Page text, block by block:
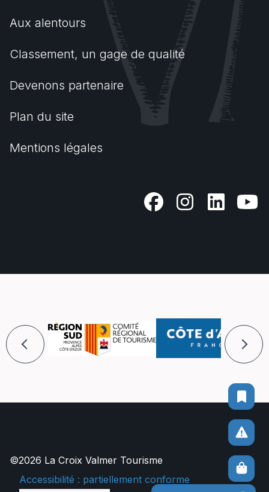
Aux alentours
Classement, un gage de qualité
Devenons partenaire
Plan du site
Mentions légales
©2026 La Croix Valmer Tourisme
Accessibilité : partiellement conforme